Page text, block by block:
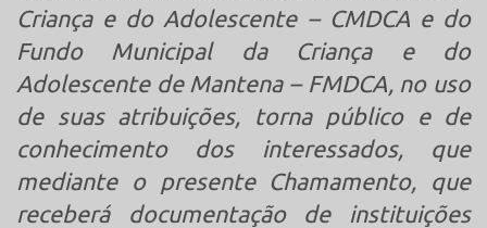
Criança e do Adolescente – CMDCA e do
Fundo Municipal da Criança e do
Adolescente de Mantena – FMDCA, no uso
de suas atribuições, torna público e de
conhecimento dos interessados, que
mediante o presente Chamamento, que
receberá documentação de instituições